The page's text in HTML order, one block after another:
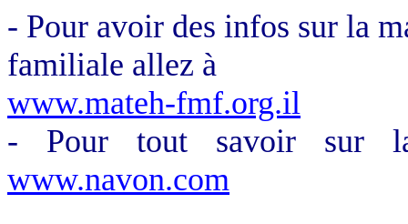
- Pour avoir des infos sur la
familiale allez à
www.mateh-fmf.org.il
- Pour tout savoir sur
www.navon.com